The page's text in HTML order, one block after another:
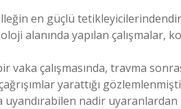
en güçlü
alanında yapılan
vaka çalışmasında, travma
yarattığı
uyandırabilen nadir